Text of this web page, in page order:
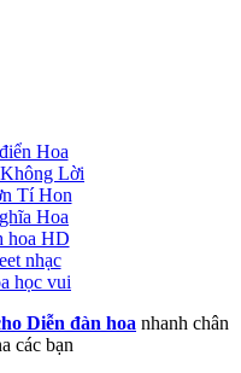
Hoa
Lời
Tí Hon
Hoa
hoa HD
nhạc
học vui
Diễn đàn hoa nhanh chân
các bạn